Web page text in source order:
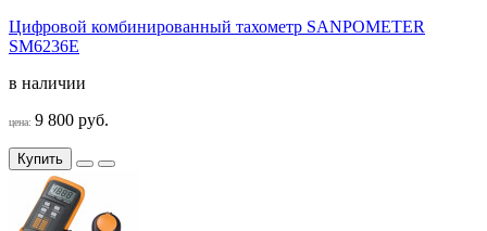
Цифровой комбинированный тахометр SANPOMETER
SM6236E
в наличии
цена: 9 800 руб.
Купить